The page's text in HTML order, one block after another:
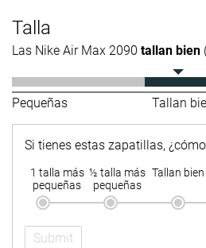
Talla
Las Nike Air Max 2090 tallan bien
Pequeñas Tallan
Si tienes estas zapatillas,
1 talla más
pequeñas
½ talla más
pequeñas
Tallan bien
Submit